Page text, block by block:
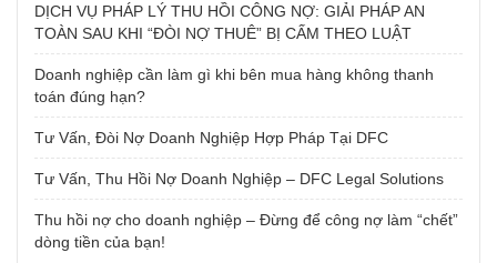
DỊCH VỤ PHÁP LÝ THU HỒI CÔNG NỢ: GIẢI PHÁP AN
TOÀN SAU KHI “ĐÒI NỢ THUÊ” BỊ CẤM THEO LUẬT
Doanh nghiệp cần làm gì khi bên mua hàng không thanh
toán đúng hạn?
Tư Vấn, Đòi Nợ Doanh Nghiệp Hợp Pháp Tại DFC
Tư Vấn, Thu Hồi Nợ Doanh Nghiệp – DFC Legal Solutions
Thu hồi nợ cho doanh nghiệp – Đừng để công nợ làm “chết”
dòng tiền của bạn!